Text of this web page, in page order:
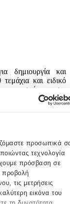
προσωπικά
τεχνολογία
πρόσβαση σε
προβολή
τις μετρήσεις
εικόνα του
δημιουργία και
και ειδικό
ερασιτέχνες στη
Vevor
χρήση και άριστα
εργαλείο
επιδιορθώσεις